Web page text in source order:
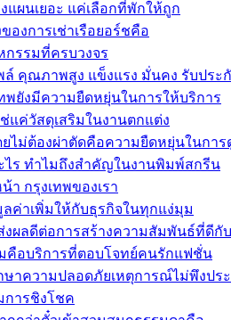
แผนเยอะ แค่เลือกที่พักให้ถูก
องการเช่าเรือยอร์ชคือ
กรรมที่ครบวงจร
ล์ คุณภาพสูง แข็งแรง มั่นคง รับประ
พยังมีความยืดหยุ่นในการให้บริการ
แค่วัสดุเสริมในงานตกแต่ง
ไม่ต้องผ่าตัดคือความยืดหยุ่นในการ
ไร ทำไมถึงสำคัญในงานพิมพ์สกรีน
า กรุงเทพของเรา
มูลค่าเพิ่มให้กับธุรกิจในทุกแง่มุม
ส่งผลดีต่อการสร้างความสัมพันธ์ที่ดีกั
คือบริการที่ตอบโจทย์คนรักแฟชั่น
าความปลอดภัยเหตุการณ์ไม่พึงปร
การชิงโชค